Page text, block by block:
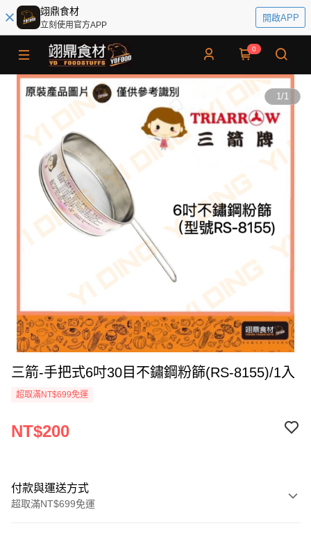
翊鼎食材
立刻使用官方APP
開啟APP
0
1/1
三箭-手把式6吋30目不鏽鋼粉篩(RS-8155)/1入
超取滿NT$699免運
NT$200
付款與運送方式
超取滿NT$699免運